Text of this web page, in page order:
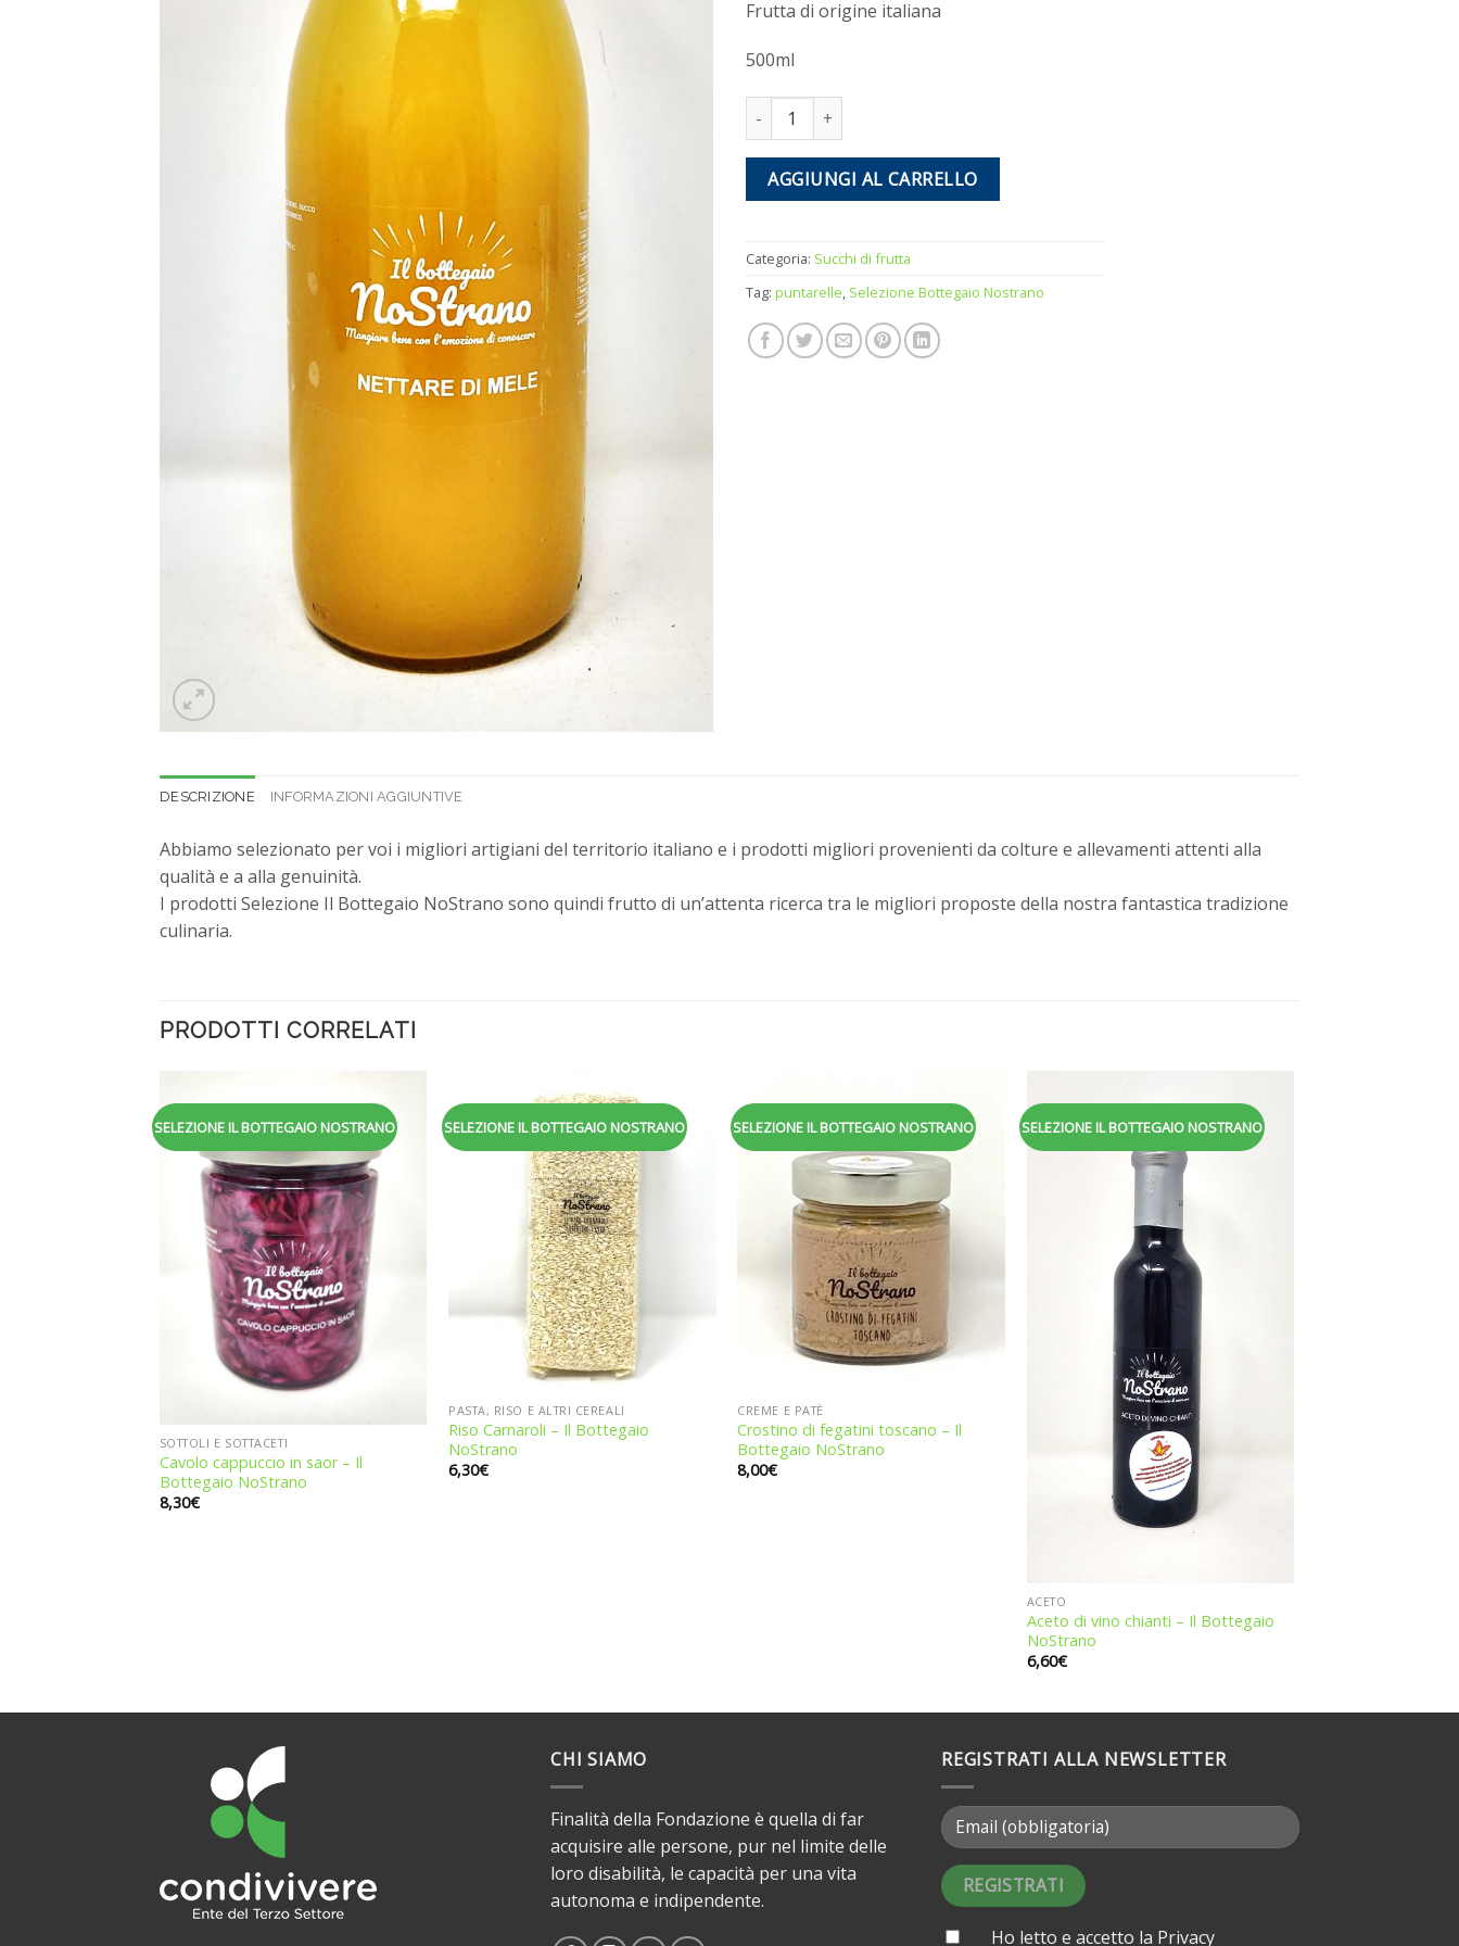
Frutta di origine italiana
500ml
Nettare di mele - Il Bottegaio NoStrano quantità
AGGIUNGI AL CARRELLO
Categoria: Succhi di frutta
Tag: puntarelle, Selezione Bottegaio Nostrano
DESCRIZIONE INFORMAZIONI AGGIUNTIVE
Abbiamo selezionato per voi i migliori artigiani del territorio italiano e i prodotti migliori provenienti da colture e allevamenti attenti alla
qualità e a alla genuinità.
I prodotti Selezione Il Bottegaio NoStrano sono quindi frutto di un’attenta ricerca tra le migliori proposte della nostra fantastica tradizione
culinaria.
PRODOTTI CORRELATI
SELEZIONE IL BOTTEGAIO NOSTRANO
Aggiungi
alla
lista dei
desideri
SOTTOLI E SOTTACETI
Cavolo cappuccio in saor – Il
Bottegaio NoStrano
8,30€
SELEZIONE IL BOTTEGAIO NOSTRANO
Aggiungi
alla
PASTA, RISO E ALTRI CEREALI
Riso Carnaroli – Il Bottegaio
NoStrano
6,30€
SELEZIONE IL BOTTEGAIO NOSTRANO
Aggiungi
alla
lista dei
desideri
CREME E PATÈ
Crostino di fegatini toscano – Il
Bottegaio NoStrano
8,00€
SELEZIONE IL BOTTEGAIO NOSTRANO
Aggiungi
alla
ACETO
Aceto di vino chianti – Il Bottegaio
NoStrano
6,60€
CHI SIAMO
Finalità della Fondazione è quella di far
acquisire alle persone, pur nel limite delle
loro disabilità, le capacità per una vita
autonoma e indipendente.
REGISTRATI ALLA NEWSLETTER
Ho letto e accetto la Privacy